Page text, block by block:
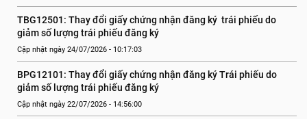
TBG12501: Thay đổi giấy chứng nhận đăng ký  trái phiếu do
giảm số lượng trái phiếu đăng ký
Cập nhật ngày 24/07/2026 - 10:17:03
BPG12101: Thay đổi giấy chứng nhận đăng ký Trái phiếu do
giảm số lượng trái phiếu đăng ký
Cập nhật ngày 22/07/2026 - 14:56:00